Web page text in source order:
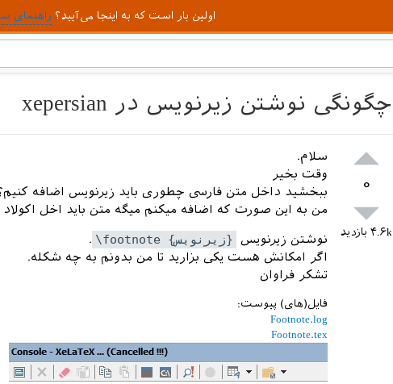
اولین بار است که به اینجا می‌آیید؟ راهنمای
چگونگی نوشتن زیرنویس در xepersian
۰
۴.۶k بازدید
سلام.
وقت بخیر
ببخشید داخل متن فارسی چطوری باید زیرنویس اضافه
من به این صورت که اضافه میکنم میگه متن باید اخل اکولاد
نوشتن زیرنویس \footnote {زیرنویس}
.
اگر امکانش هست یکی بزارید تا من بدونم به چه شکله.
تشکر فراوان
فایل(های) پیوست:
Footnote.log
Footnote.tex